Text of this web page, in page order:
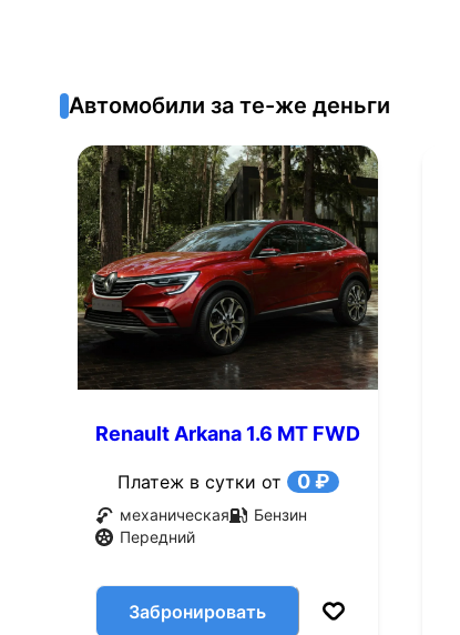
Автомобили за те-же деньги
Renault Arkana 1.6 MT FWD
Платеж в сутки от 0 ₽
механическая
Бензин
Передний
Забронировать